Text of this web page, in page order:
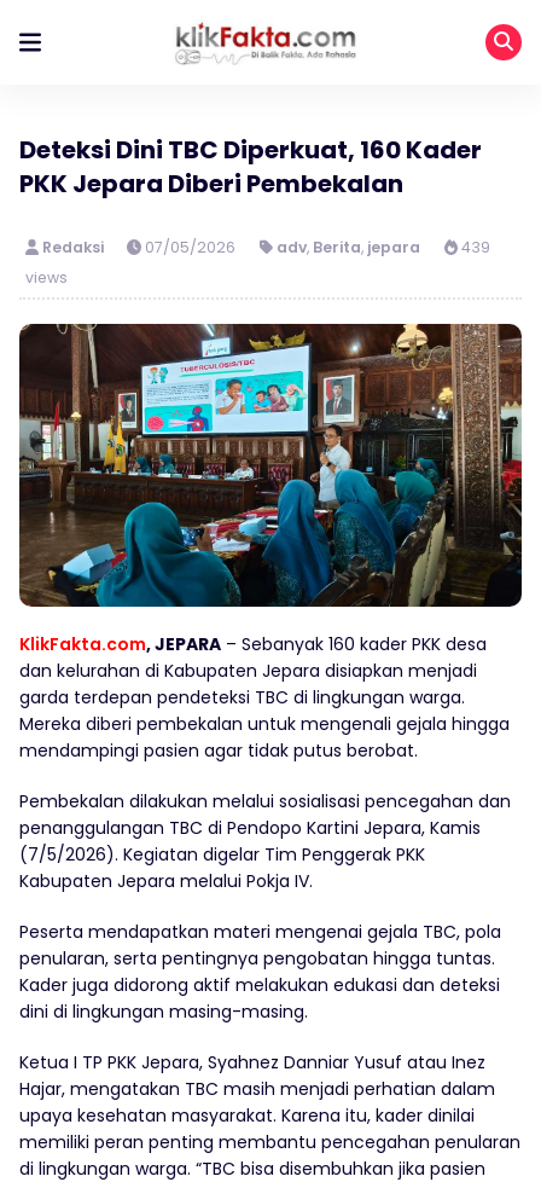
Deteksi Dini TBC Diperkuat, 160 Kader
PKK Jepara Diberi Pembekalan
Redaksi 07/05/2026 adv, Berita, jepara
439
views
KlikFakta.com, JEPARA – Sebanyak 160 kader PKK desa
dan kelurahan di Kabupaten Jepara disiapkan menjadi
garda terdepan pendeteksi TBC di lingkungan warga.
Mereka diberi pembekalan untuk mengenali gejala hingga
mendampingi pasien agar tidak putus berobat.
Pembekalan dilakukan melalui sosialisasi pencegahan dan
penanggulangan TBC di Pendopo Kartini Jepara, Kamis
(7/5/2026). Kegiatan digelar Tim Penggerak PKK
Kabupaten Jepara melalui Pokja IV.
Peserta mendapatkan materi mengenai gejala TBC, pola
penularan, serta pentingnya pengobatan hingga tuntas.
Kader juga didorong aktif melakukan edukasi dan deteksi
dini di lingkungan masing-masing.
Ketua I TP PKK Jepara, Syahnez Danniar Yusuf atau Inez
Hajar, mengatakan TBC masih menjadi perhatian dalam
upaya kesehatan masyarakat. Karena itu, kader dinilai
memiliki peran penting membantu pencegahan penularan
di lingkungan warga. “TBC bisa disembuhkan jika pasien